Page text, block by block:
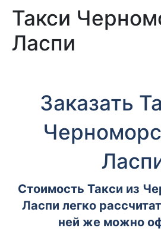
Такси
Ласпи
Заказать
Стоимость Такси из
Ласпи легко
ней же можно